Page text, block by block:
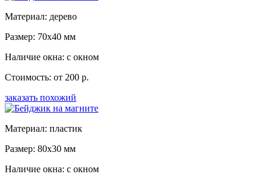
Материал: дерево
Размер: 70x40 мм
Наличие окна: с окном
Стоимость: от 200 р.
заказать похожий
Материал: пластик
Размер: 80x30 мм
Наличие окна: с окном